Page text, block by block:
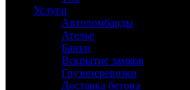
Услуги
Автоломбарды
Ателье
Банки
Вскрытие замков
Грузоперевозки
Доставка бетона